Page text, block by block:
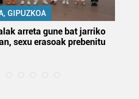
GIPUZKOA
arreta gune bat jarriko
sexu erasoak prebenitu